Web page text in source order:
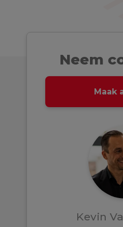
Neem
Maak
Kevin